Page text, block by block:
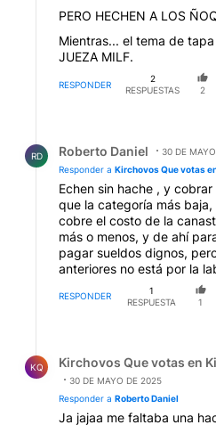
PERO HECHEN A LOS
Mientras... el tema de
JUEZA MILF.
RESPONDER
2
RESPUESTAS
2
RD Roberto Daniel
30 DE
Responder a Kirchovos Que votas
Echen sin hache , y
que la categoría más
cobre el costo de la
más o menos, y de ahí
pagar sueldos dignos,
anteriores no está por la
RESPONDER
1
RESPUESTA
1
KQ Kirchovos Que votas en
30 DE MAYO DE 2025
Responder a Roberto Daniel
Ja jajaa me faltaba una